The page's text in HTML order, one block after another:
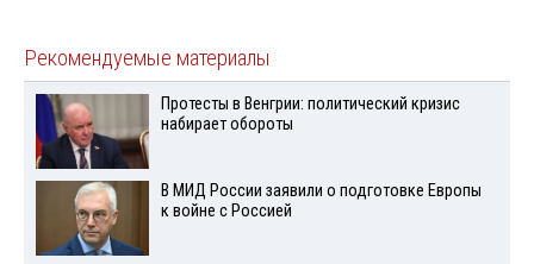
Рекомендуемые материалы
Протесты в Венгрии: политический кризис
набирает обороты
В МИД России заявили о подготовке Европы
к войне с Россией